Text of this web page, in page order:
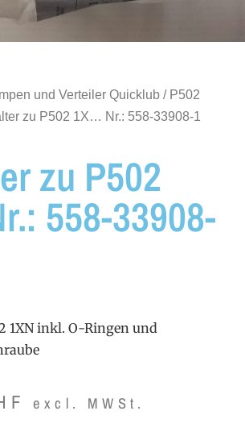
und Verteiler Quicklub / P502
zu P502 1X… Nr.: 558-33908-1
zu P502
558-33908-
1XN inkl. O-Ringen und
excl. MWSt.